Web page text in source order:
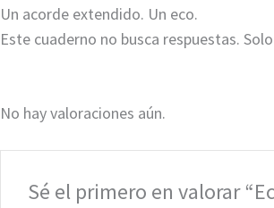
Un acorde extendido. Un eco.
Este cuaderno no busca respuestas.
No hay valoraciones aún.
Sé el primero en valorar